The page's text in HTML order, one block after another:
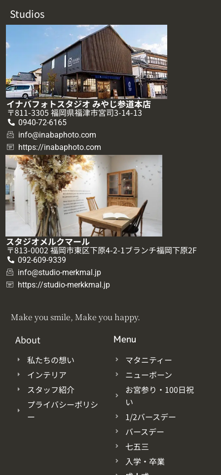
Studios
イナバフォトスタジオ みやじ参道本店
〒811-3305 福岡県福津市宮司3-14-13
0940-72-6165
info@inabaphoto.com
https://inabaphoto.com
スタジオメルクマール
〒813-0002 福岡市東区下原4-2-1ブランチ福岡下原2F
092-609-9339
info@studio-merkmal.jp
https://studio-merkkmal.jp
Make you smile, Make you happy.
About
私たちの想い
インテリア
スタッフ紹介
プライバシーポリシ
ー
Menu
マタニティー
ニューボーン
お宮参り・100日祝
い
1/2バースデー
バースデー
七五三
入学・卒業